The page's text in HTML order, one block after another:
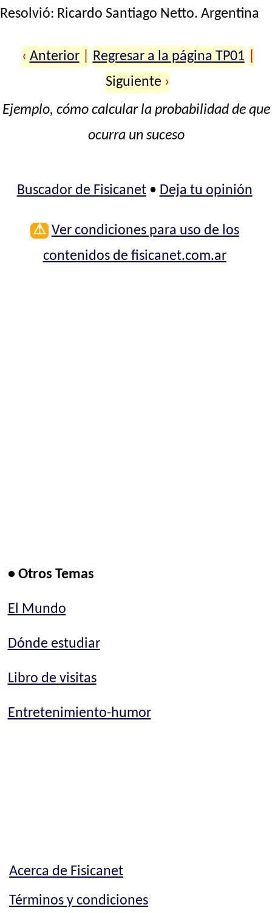
Resolvió: Ricardo Santiago Netto. Argentina
‹ Anterior Regresar a la página TP01
Siguiente ›
Ejemplo, cómo calcular la probabilidad de que
ocurra un suceso
Buscador de Fisicanet• Deja tu opinión
⚠ Ver condiciones para uso de los
contenidos de fisicanet.com.ar
• Otros Temas
El Mundo
Dónde estudiar
Libro de visitas
Entretenimiento-humor
Acerca de Fisicanet
Términos y condiciones